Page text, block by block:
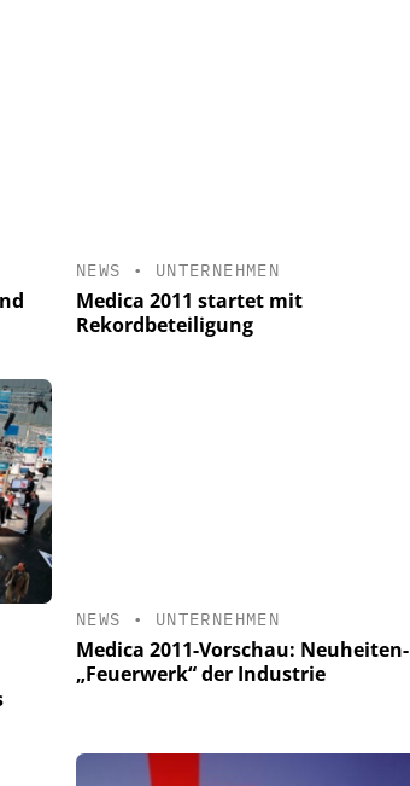
NEWS • UNTERNEHMEN
Medica 2011 startet mit
Rekordbeteiligung
NEWS • UNTERNEHMEN
Medica 2011-Vorschau: Neuheiten-
„Feuerwerk“ der Industrie